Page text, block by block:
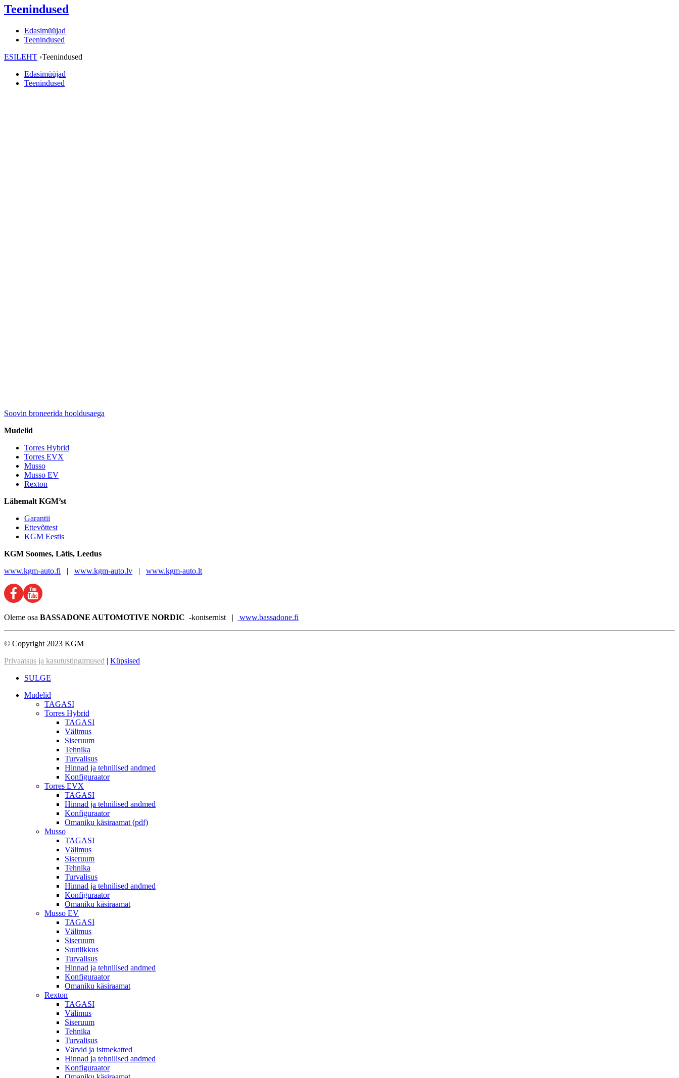
Teenindused
Edasimüüjad
Teenindused
ESILEHT ›Teenindused
Edasimüüjad
Teenindused
Soovin broneerida hooldusaega
Mudelid
Torres Hybrid
Torres EVX
Musso
Musso EV
Rexton
Lähemalt KGM’st
Garantii
Ettevõttest
KGM Eestis
KGM Soomes, Lätis, Leedus
www.kgm-auto.fi | www.kgm-auto.lv | www.kgm-auto.lt
Oleme osa BASSADONE AUTOMOTIVE NORDIC -kontsernist | www.bassadone.fi
© Copyright 2023 KGM
Privaatsus ja kasutustingimused | Küpsised
SULGE
Mudelid
TAGASI
Torres Hybrid
TAGASI
Välimus
Siseruum
Tehnika
Turvalisus
Hinnad ja tehnilised andmed
Konfiguraator
Torres EVX
TAGASI
Hinnad ja tehnilised andmed
Konfiguraator
Omaniku käsiraamat (pdf)
Musso
TAGASI
Välimus
Siseruum
Tehnika
Turvalisus
Hinnad ja tehnilised andmed
Konfiguraator
Omaniku käsiraamat
Musso EV
TAGASI
Välimus
Siseruum
Suutlikkus
Turvalisus
Hinnad ja tehnilised andmed
Konfiguraator
Omaniku käsiraamat
Rexton
TAGASI
Välimus
Siseruum
Tehnika
Turvalisus
Värvid ja istmekatted
Hinnad ja tehnilised andmed
Konfiguraator